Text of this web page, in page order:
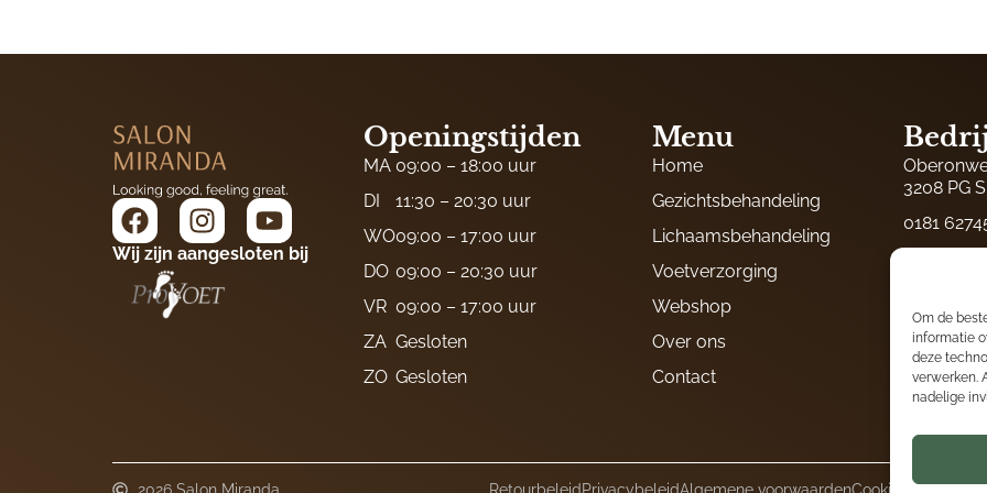
Om de
informatie
deze
verwerken.
nadelige
Wij zijn aangesloten bij
Openingstijden
MA
DI
WO
DO
VR
ZA
ZO
09:00 – 18:00 uur
11:30 – 20:30 uur
09:00 – 17:00 uur
09:00 – 20:30 uur
09:00 – 17:00 uur
Gesloten
Gesloten
Menu
Home
Gezichtsbehandeling
Lichaamsbehandeling
Voetverzorging
Webshop
Over ons
Contact
3208 PG
0181
KVK:
BTW nr:
Vacatures